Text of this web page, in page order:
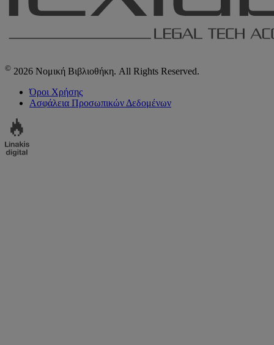
© 2026 Νομική Βιβλιοθήκη. All Rights Reserved.
Όροι Χρήσης
Ασφάλεια Προσωπικών Δεδομένων